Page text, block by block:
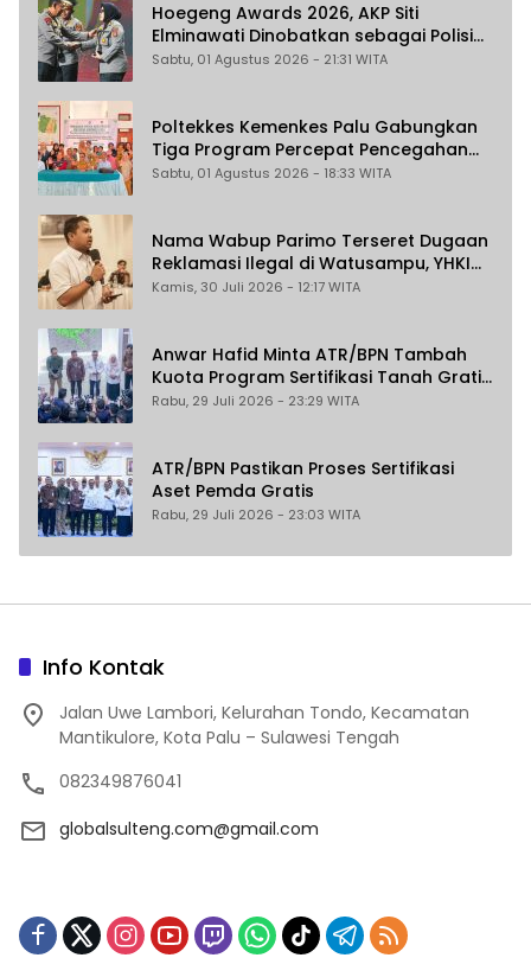
Hoegeng Awards 2026, AKP Siti
Elminawati Dinobatkan sebagai Polisi
Pelindung Perempuan dan Anak
Sabtu, 01 Agustus 2026 - 21:31 WITA
Poltekkes Kemenkes Palu Gabungkan
Tiga Program Percepat Pencegahan
Stunting di Donggala
Sabtu, 01 Agustus 2026 - 18:33 WITA
Nama Wabup Parimo Terseret Dugaan
Reklamasi Ilegal di Watusampu, YHKI
Desak Polda Sulteng Tingkatkan
Kamis, 30 Juli 2026 - 12:17 WITA
Anwar Hafid Minta ATR/BPN Tambah
Kuota Program Sertifikasi Tanah Gratis
untuk Masyarakat Berpenghasilan
Rabu, 29 Juli 2026 - 23:29 WITA
ATR/BPN Pastikan Proses Sertifikasi
Aset Pemda Gratis
Rabu, 29 Juli 2026 - 23:03 WITA
Info Kontak
Jalan Uwe Lambori, Kelurahan Tondo, Kecamatan
Mantikulore, Kota Palu – Sulawesi Tengah
082349876041
globalsulteng.com@gmail.com